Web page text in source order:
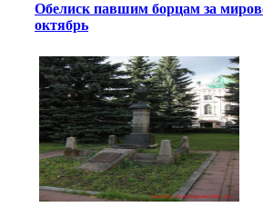
Обелиск павшим борцам за
октябрь